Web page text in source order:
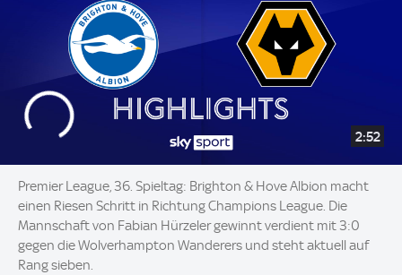
2:52
Premier League, 36. Spieltag: Brighton & Hove Albion macht
einen Riesen Schritt in Richtung Champions League. Die
Mannschaft von Fabian Hürzeler gewinnt verdient mit 3:0
gegen die Wolverhampton Wanderers und steht aktuell auf
Rang sieben.